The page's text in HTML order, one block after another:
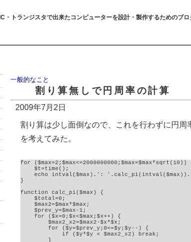
IC・トランジスタで出来たコンピューターを設計・製作するためのブロ
一般的なこと
割り算無しで円周率の計算
2009年7月2日
割り算は少し面倒なので、これを行わずに円周
を考えてみた。
for ($max=2;$max<=2000000000;$max=$max*sqrt(10))
$t=time();
echo intval($max).':
}
function calc_pi($max) {
$total=0;
$max2=$max*$max;
$prev_y=$max-1;
for ($x=0;$x<$max;$x++) {
$max2_x2=$max2-$x*$x;
for ($y=$prev_y;0<=$y;$y--) {
if ($y*$y < $max2_x2) break;
}